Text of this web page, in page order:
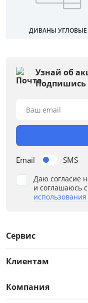
Жесткость
Каркас
Назначение
Стиль
Количество
Высокие
ДИВАНЫ УГЛОВЫЕ
Узнай об
Подпишись
Email SMS
Ваш email
Даю согласие
и соглашаюсь с
Сервис
Клиентам
Компания